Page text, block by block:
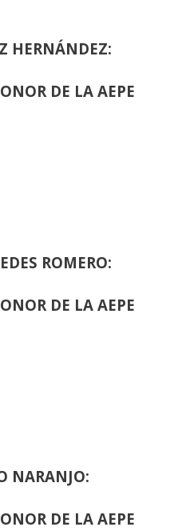
HERNÁNDEZ:
DE LA AEPE
ROMERO:
DE LA AEPE
NARANJO:
DE LA AEPE